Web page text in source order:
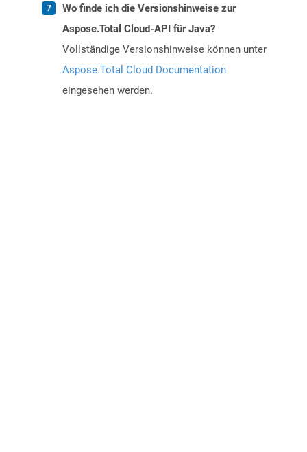
Wo finde ich die Versionshinweise zur
Aspose.Total Cloud-API für Java?
Vollständige Versionshinweise können unter
Aspose.Total Cloud Documentation
eingesehen werden.